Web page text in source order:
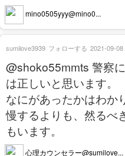
mino0505yyy@mino0...
@shoko55mmts 警察
は正しいと思います。
なにがあったかはわか
慢するよりも、然るべ
もいます。
心理カウンセラー@sumilove...
sumilove3939 フォローする 2021-09-08